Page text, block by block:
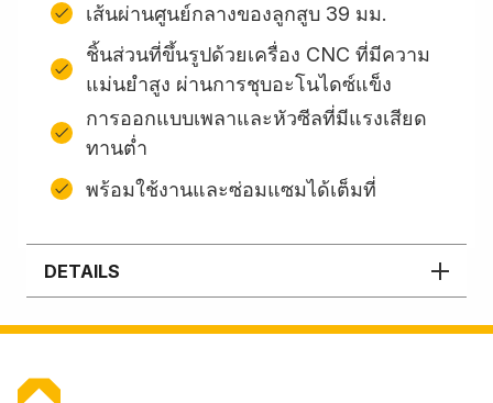
เส้นผ่านศูนย์กลางของลูกสูบ 39 มม.
ชิ้นส่วนที่ขึ้นรูปด้วยเครื่อง CNC ที่มีความ
แม่นยำสูง ผ่านการชุบอะโนไดซ์แข็ง
การออกแบบเพลาและหัวซีลที่มีแรงเสียด
ทานต่ำ
พร้อมใช้งานและซ่อมแซมได้เต็มที่
DETAILS